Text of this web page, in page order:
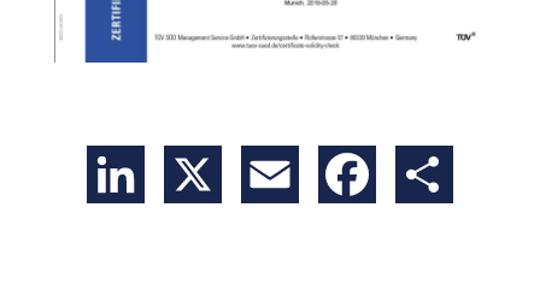
LinkedIn Email Facebook